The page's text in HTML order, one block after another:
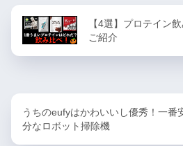
【4選】プロテイン
ご紹介
うちのeufyはかわいいし優秀！一番
分なロボット掃除機